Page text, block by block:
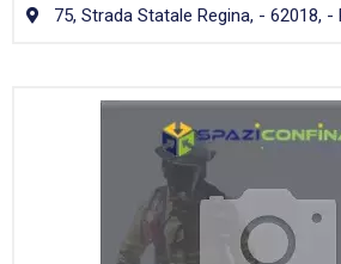
75, Strada Statale Regina, - 62018, -